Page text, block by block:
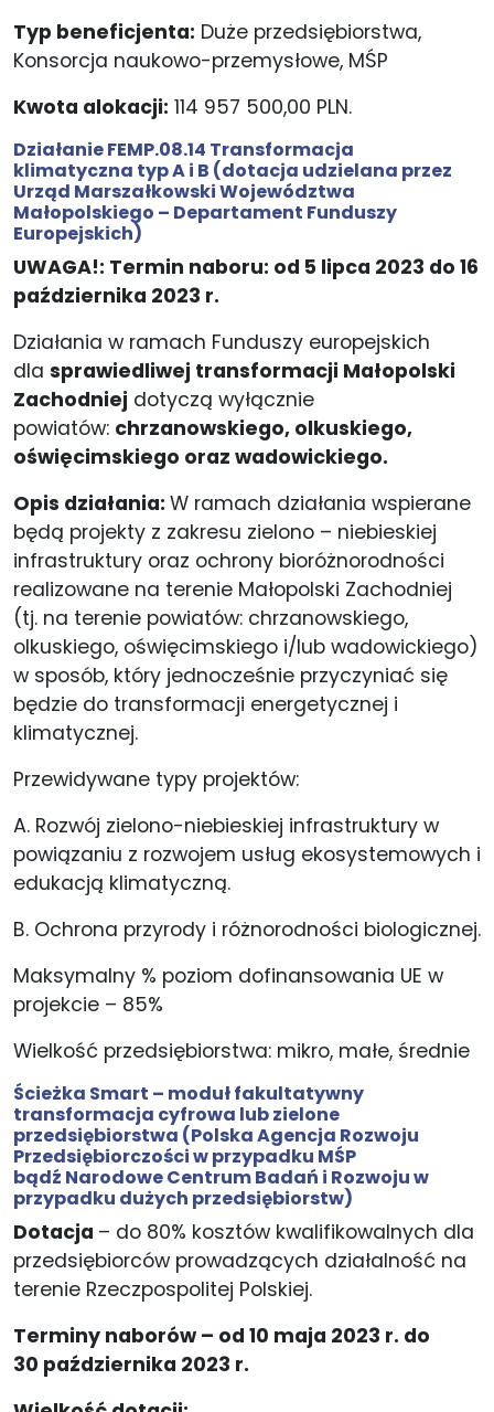
Typ beneficjenta: Duże przedsiębiorstwa,
Konsorcja naukowo-przemysłowe, MŚP
Kwota alokacji: 114 957 500,00 PLN.
Działanie FEMP.08.14 Transformacja
klimatyczna typA i B (dotacja udzielana przez
Urząd Marszałkowski Województwa
Małopolskiego – Departament Funduszy
Europejskich)
UWAGA!: Termin naboru: od 5 lipca 2023 do 16
października 2023 r.
Działania w ramach Funduszy europejskich
dla sprawiedliwej transformacji Małopolski
Zachodniej dotyczą wyłącznie
powiatów: chrzanowskiego, olkuskiego,
oświęcimskiego oraz wadowickiego.
Opis działania: W ramach działania wspierane
będą projekty z zakresu zielono – niebieskiej
infrastruktury oraz ochrony bioróżnorodności
realizowane na terenie Małopolski Zachodniej
(tj. na terenie powiatów: chrzanowskiego,
olkuskiego, oświęcimskiego i/lub wadowickiego)
w sposób, który jednocześnie przyczyniać się
będzie do transformacji energetycznej i
klimatycznej.
Przewidywane typy projektów:
A. Rozwój zielono-niebieskiej infrastruktury w
powiązaniu z rozwojem usług ekosystemowych i
edukacją klimatyczną.
B. Ochrona przyrody i różnorodności biologicznej.
Maksymalny % poziom dofinansowania UE w
projekcie – 85%
Wielkość przedsiębiorstwa: mikro, małe, średnie
Ścieżka Smart – moduł fakultatywny
transformacja cyfrowa lub zielone
przedsiębiorstwa (Polska Agencja Rozwoju
Przedsiębiorczościw przypadku MŚP
bądź Narodowe Centrum Badań i Rozwojuw
przypadku dużych przedsiębiorstw)
Dotacja – do 80% kosztów kwalifikowalnych dla
przedsiębiorców prowadzących działalność na
terenie Rzeczpospolitej Polskiej.
Terminy naborów – od 10 maja 2023 r. do
30 października 2023 r.